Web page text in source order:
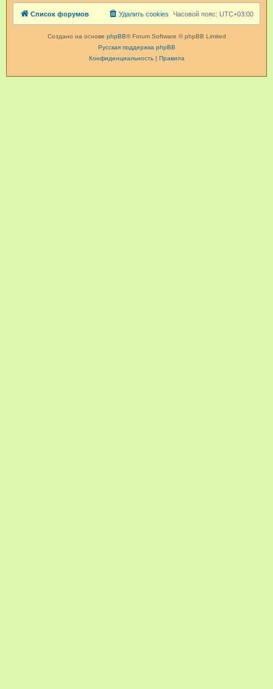
Список форумов Часовой пояс: UTC+03:00
Удалить cookies
Создано на основе phpBB® Forum Software © phpBB Limited
Русская поддержка phpBB
Конфиденциальность| Правила